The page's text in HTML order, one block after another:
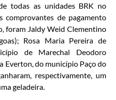
todas as unidades BRK no
comprovantes de pagamento
foram Jaldy Weid Clementino
Rosa Maria Pereira de
de Marechal Deodoro
Everton, do município Paço do
respectivamente, um
geladeira.